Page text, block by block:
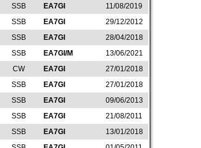
SSB EA7GI
11/08/2019
SSB EA7GI
29/12/2012
SSB EA7GI
28/04/2018
SSB EA7GI/M
13/06/2021
CW EA7GI
27/01/2018
SSB EA7GI
27/01/2018
SSB EA7GI
09/06/2013
SSB EA7GI
21/08/2011
SSB EA7GI
13/01/2018